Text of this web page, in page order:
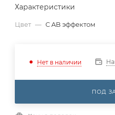
Характеристики
Цвет — С AB эффектом
Нет в наличии
ПОД